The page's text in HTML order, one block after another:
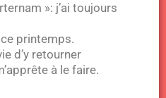
»: j’ai toujours
printemps.
d’y retourner
à le faire.